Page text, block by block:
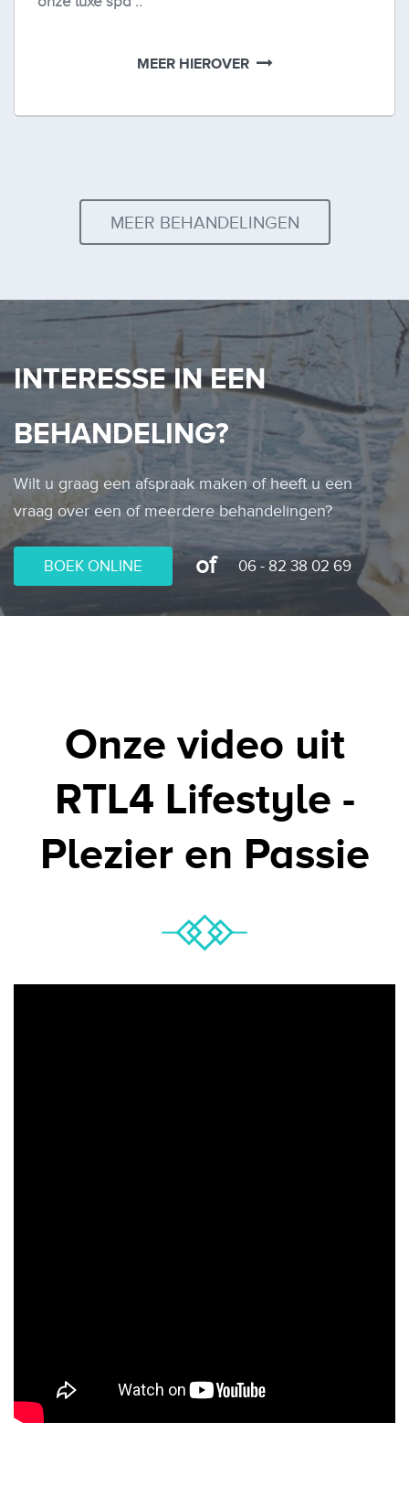
MEER HIEROVER
MEER BEHANDELINGEN
INTERESSE IN EEN
BEHANDELING?
Wilt u graag een afspraak maken of heeft u een
vraag over een of meerdere behandelingen?
BOEK ONLINE of 06 - 82 38 02 69
Onze video uit
RTL4 Lifestyle -
Plezier en Passie